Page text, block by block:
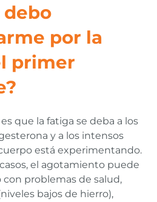
debo
por la
primer
que la fatiga se deba a los
y a los intensos
está experimentando.
el agotamiento puede
con problemas de salud,
bajos de hierro),